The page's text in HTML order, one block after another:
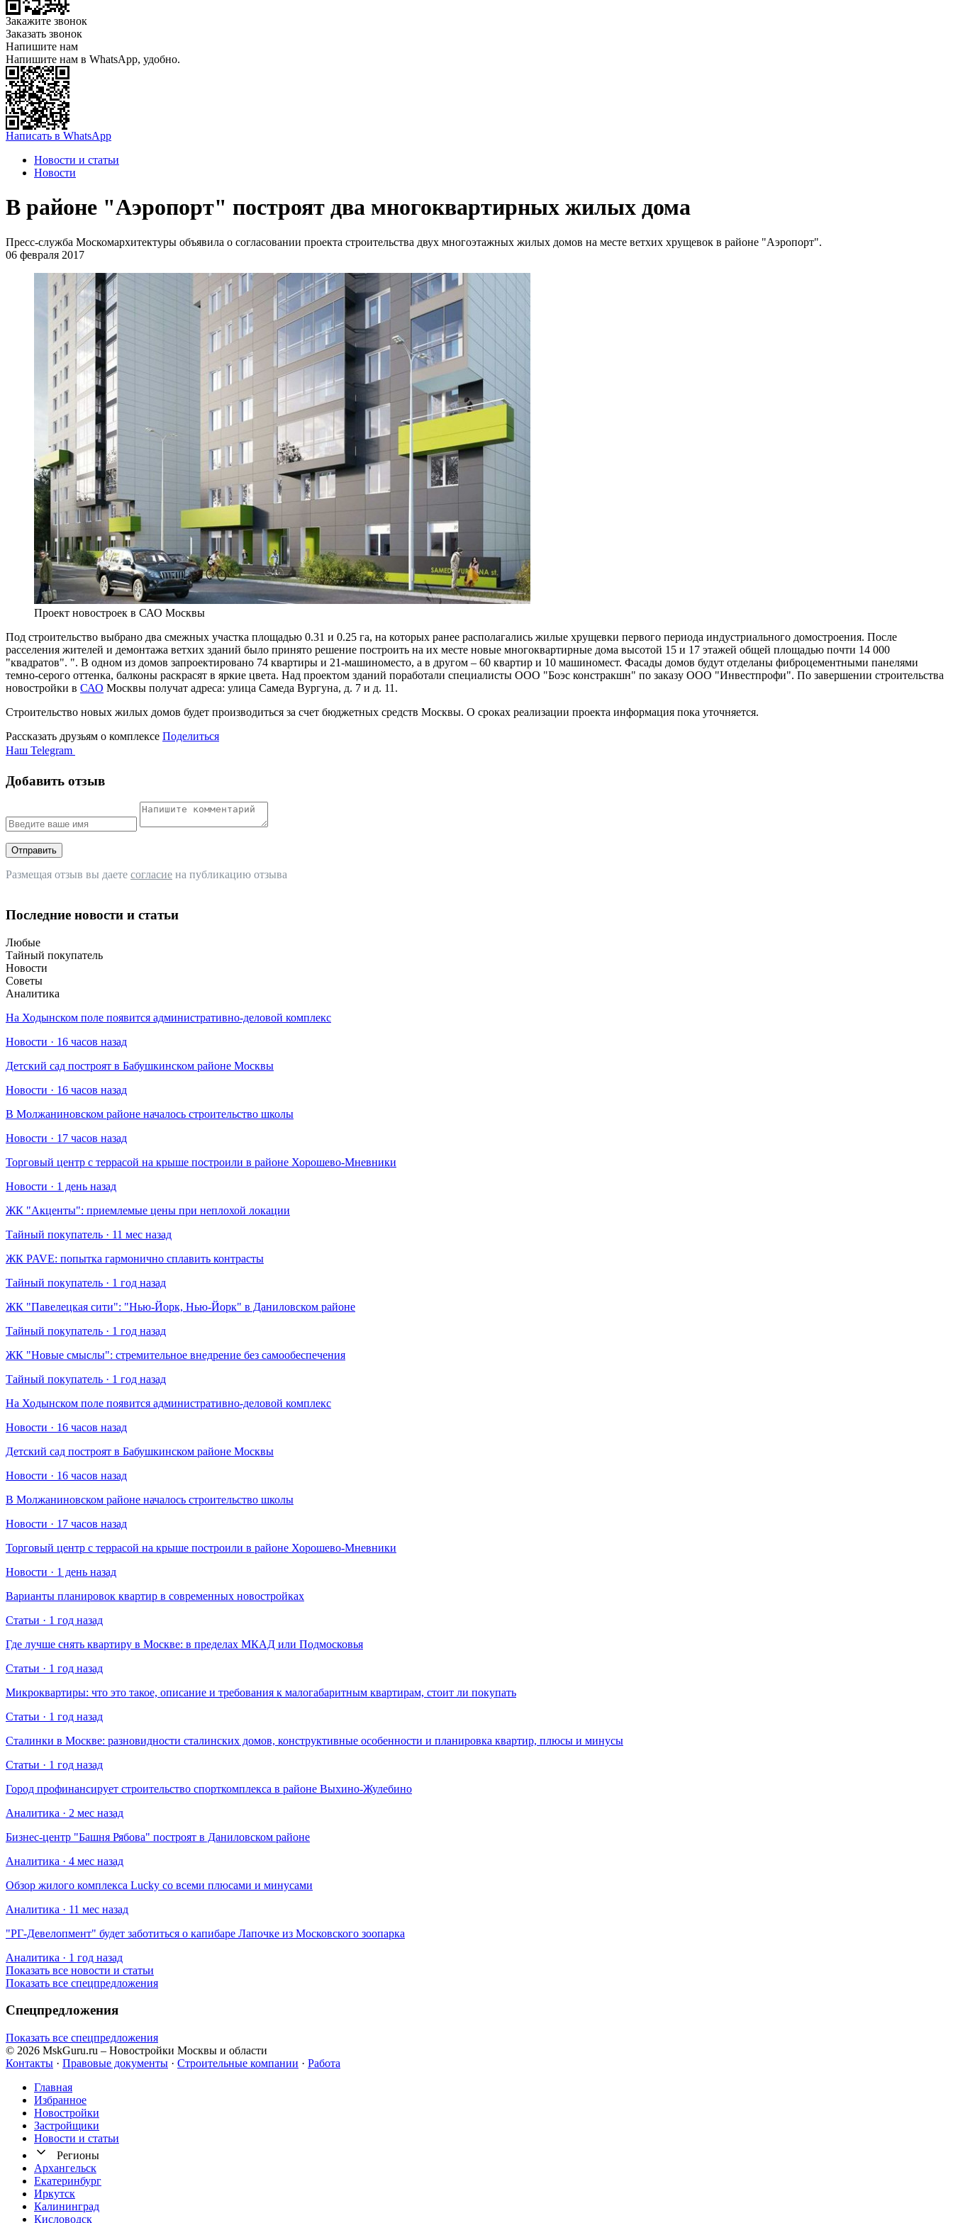
Закажите звонок
Заказать звонок
Напишите нам
Напишите нам в WhatsApp, удобно.
Написать в WhatsApp
Новости и статьи
Новости
В районе "Аэропорт" построят два многоквартирных жилых дома
Пресс-служба Москомархитектуры объявила о согласовании проекта строительства двух многоэтажных жилых домов на месте ветхих хрущевок в районе "Аэропорт".
06 февраля 2017
Проект новостроек в САО Москвы
Под строительство выбрано два смежных участка площадью 0.31 и 0.25 га, на которых ранее располагались жилые хрущевки первого периода индустриального домостроения. После
расселения жителей и демонтажа ветхих зданий было принято решение построить на их месте новые многоквартирные дома высотой 15 и 17 этажей общей площадью почти 14 000
"квадратов". ". В одном из домов запроектировано 74 квартиры и 21-машиноместо, а в другом – 60 квартир и 10 машиномест. Фасады домов будут отделаны фиброцементными панелями
темно-серого оттенка, балконы раскрасят в яркие цвета. Над проектом зданий поработали специалисты ООО "Боэс констракшн" по заказу ООО "Инвестпрофи". По завершении строительства
новостройки в САО Москвы получат адреса: улица Самеда Вургуна, д. 7 и д. 11.
Строительство новых жилых домов будет производиться за счет бюджетных средств Москвы. О сроках реализации проекта информация пока уточняется.
Рассказать друзьям о комплексе Поделиться
Наш Telegram
Добавить отзыв
Отправить
Размещая отзыв вы даете согласие на публикацию отзыва
Последние новости и статьи
Любые
Тайный покупатель
Новости
Советы
Аналитика
На Ходынском поле появится административно-деловой комплекс
Новости · 16 часов назад
Детский сад построят в Бабушкинском районе Москвы
Новости · 16 часов назад
В Молжаниновском районе началось строительство школы
Новости · 17 часов назад
Торговый центр с террасой на крыше построили в районе Хорошево-Мневники
Новости · 1 день назад
​ЖК "Акценты": приемлемые цены при неплохой локации
Тайный покупатель · 11 мес назад
​ЖК PAVE: попытка гармонично сплавить контрасты
Тайный покупатель · 1 год назад
​ЖК "Павелецкая сити": "Нью-Йорк, Нью-Йорк" в Даниловском районе
Тайный покупатель · 1 год назад
​ЖК "Новые смыслы": стремительное внедрение без самообеспечения
Тайный покупатель · 1 год назад
На Ходынском поле появится административно-деловой комплекс
Новости · 16 часов назад
Детский сад построят в Бабушкинском районе Москвы
Новости · 16 часов назад
В Молжаниновском районе началось строительство школы
Новости · 17 часов назад
Торговый центр с террасой на крыше построили в районе Хорошево-Мневники
Новости · 1 день назад
Варианты планировок квартир в современных новостройках
Статьи · 1 год назад
Где лучше снять квартиру в Москве: в пределах МКАД или Подмосковья
Статьи · 1 год назад
Микроквартиры: что это такое, описание и требования к малогабаритным квартирам, стоит ли покупать
Статьи · 1 год назад
Сталинки в Москве: разновидности сталинских домов, конструктивные особенности и планировка квартир, плюсы и минусы
Статьи · 1 год назад
Город профинансирует строительство спорткомплекса в районе Выхино-Жулебино
Аналитика · 2 мес назад
Бизнес-центр "Башня Рябова" построят в Даниловском районе
Аналитика · 4 мес назад
Обзор жилого комплекса Lucky со всеми плюсами и минусами
Аналитика · 11 мес назад
​"РГ-Девелопмент" будет заботиться о капибаре Лапочке из Московского зоопарка
Аналитика · 1 год назад
Показать все новости и статьи
Показать все спецпредложения
Спецпредложения
Показать все спецпредложения
© 2026 MskGuru.ru – Новостройки Москвы и области
Контакты · Правовые документы · Строительные компании · Работа
Главная
Избранное
Новостр ойки
Застройщики
Новости и статьи
Регионы
Архангельск
Екатеринбург
Иркутск
Калининград
Кисловодск